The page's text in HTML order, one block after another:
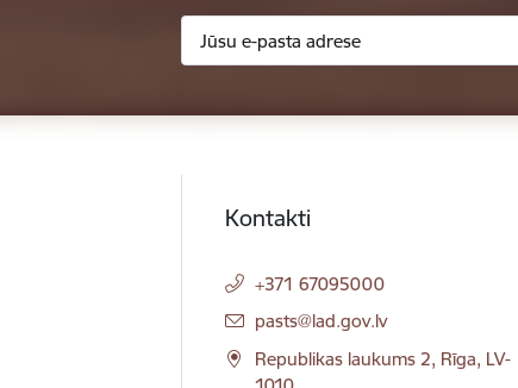
Kontakti
+371 67095000
E-pasts:
pasts@lad.gov.lv
Republikas laukums 2, Rīga, LV-